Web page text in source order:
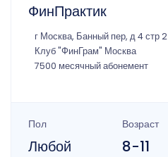
ФинПрактик
г Москва, Банный пер, д 4 стр 2
Клуб "ФинГрам" Москва
7500 месячный абонемент
Пол
Любой
Возраст
8-11